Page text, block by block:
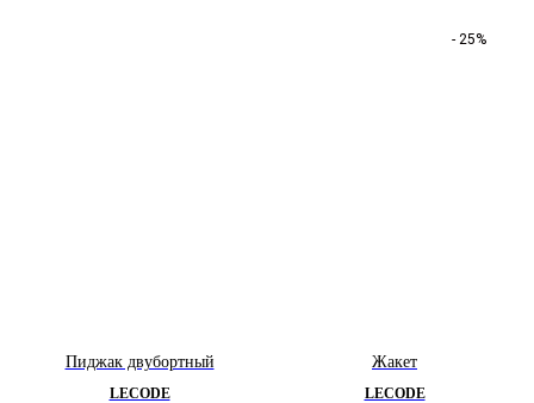
Пиджак двубортный
LECODE
- 25%
Жакет
LECODE